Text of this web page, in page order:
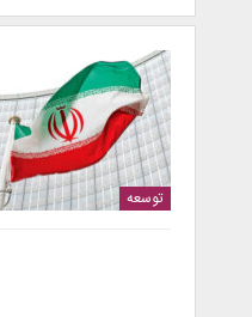
توسعه